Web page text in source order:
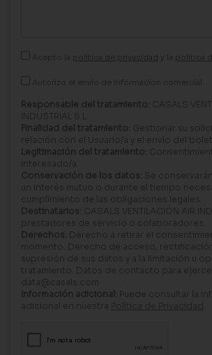
Acepto la política de privacidad y la política
Autorizo el envío de información comercial.
Responsable del tratamiento: CASALS
INDUSTRIAL S.L.
Finalidad del tratamiento: Gestionar su
relación con el Usuario/a y el envío del
Legitimación del tratamiento:
interesado/a.
Conservación de los datos: Se
un interés mutuo o durante el tiempo
cumplimiento de las obligaciones legales.
Destinatarios: CASALS VENTILACIÓN AIR
prestadores de servicio o colaboradores.
Derechos: Derecho a retirar el
momento. Derecho de acceso,
supresión de sus datos y a la limitación u
tratamiento. Datos de contacto para
data@casals.com
Información adicional: Puede consultar la
adicional en nuestra Política de Privacidad